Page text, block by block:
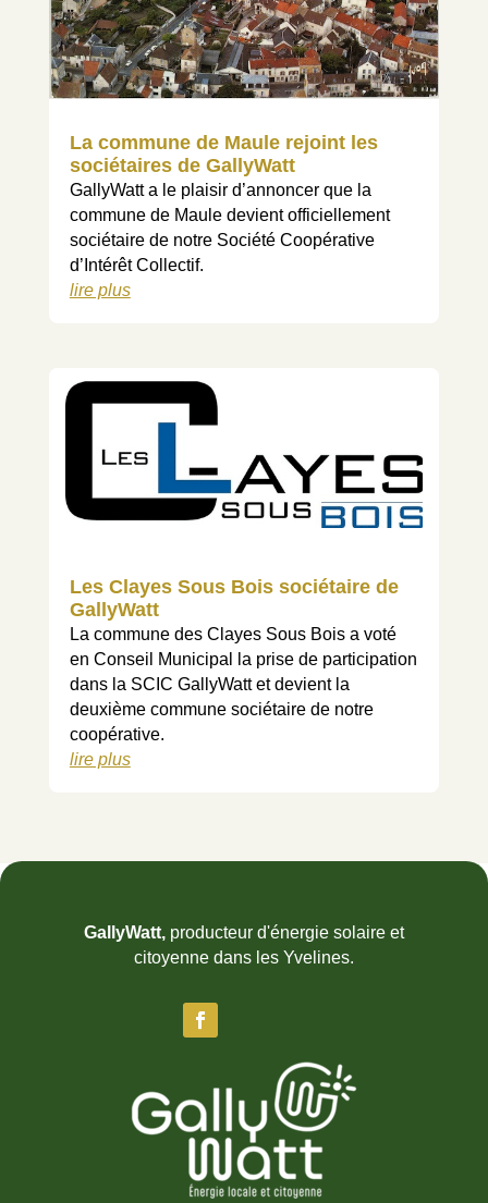
La commune de Maule rejoint les
sociétaires de GallyWatt
GallyWatt a le plaisir d’annoncer que la
commune de Maule devient officiellement
sociétaire de notre Société Coopérative
d’Intérêt Collectif.
lire plus
Les Clayes Sous Bois sociétaire de
GallyWatt
La commune des Clayes Sous Bois a voté
en Conseil Municipal la prise de participation
dans la SCIC GallyWatt et devient la
deuxième commune sociétaire de notre
coopérative.
lire plus
GallyWatt, producteur d'énergie solaire et
citoyenne dans les Yvelines.